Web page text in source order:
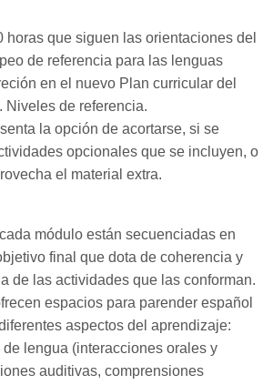
horas que siguen las orientaciones del
de referencia para las lenguas
en el nuevo Plan curricular del
Niveles de referencia.
la opción de acortarse, si se
opcionales que se incluyen, o
el material extra.
módulo están secuenciadas en
final que dota de coherencia y
de las actividades que las conforman.
espacios para parender español
aspectos del aprendizaje:
lengua (interacciones orales y
auditivas, comprensiones